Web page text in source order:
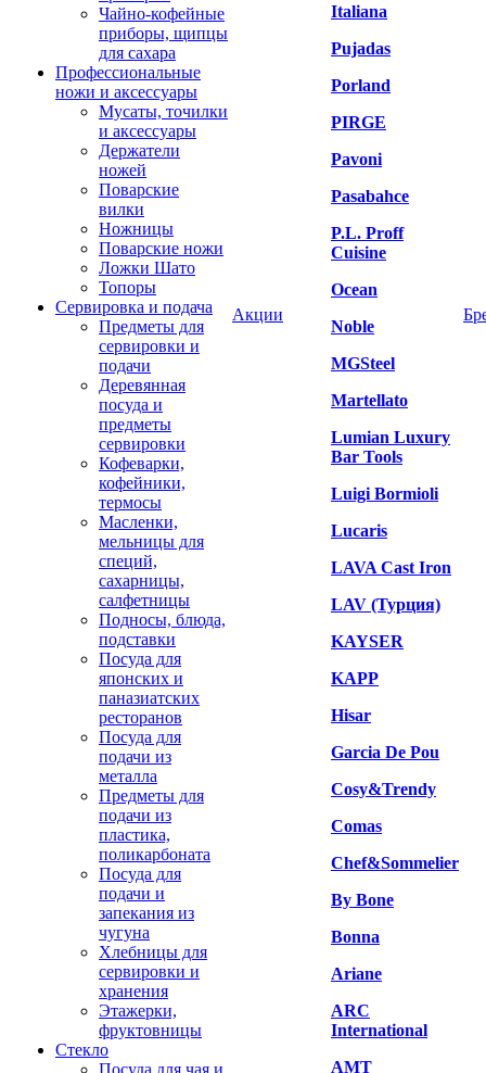
Чайно-кофейные
приборы, щипцы
для сахара
Профессиональные
ножи и аксессуары
Мусаты, точилки
и аксессуары
Держатели
ножей
Поварские
вилки
Ножницы
Поварские ножи
Ложки Шато
Топоры
Сервировка и подача
Предметы для
сервировки и
подачи
Деревянная
посуда и
предметы
сервировки
Кофеварки,
кофейники,
термосы
Масленки,
мельницы для
специй,
сахарницы,
салфетницы
Подносы, блюда,
подставки
Посуда для
японских и
паназиатских
ресторанов
Посуда для
подачи из
металла
Предметы для
подачи из
пластика,
поликарбоната
Посуда для
подачи и
запекания из
чугуна
Хлебницы для
сервировки и
хранения
Этажерки,
фруктовницы
Стекло
Посуда для чая и
Акции
Italiana
Pujadas
Porland
PIRGE
Pavoni
Pasabahce
P.L. Proff
Cuisine
Ocean
Noble
MGSteel
Martellato
Lumian Luxury
Bar Tools
Luigi Bormioli
Lucaris
LAVA Cast Iron
LAV (Турция)
KAYSER
KAPP
Hisar
Garcia De Pou
Cosy&Trendy
Comas
Chef&Sommelier
By Bone
Bonna
Ariane
ARC
International
AMT